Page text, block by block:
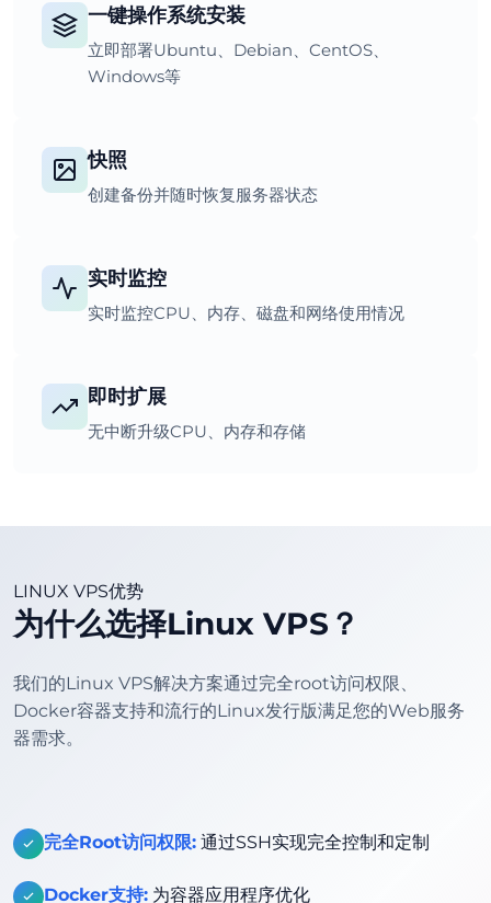
一键操作系统安装
立即部署Ubuntu、Debian、CentOS、
Windows等
快照
创建备份并随时恢复服务器状态
实时监控
实时监控CPU、内存、磁盘和网络使用情况
即时扩展
无中断升级CPU、内存和存储
LINUX VPS优势
为什么选择Linux VPS？
我们的Linux VPS解决方案通过完全root访问权限、
Docker容器支持和流行的Linux发行版满足您的Web服务
器需求。
完全Root访问权限: 通过SSH实现完全控制和定制
Docker支持: 为容器应用程序优化